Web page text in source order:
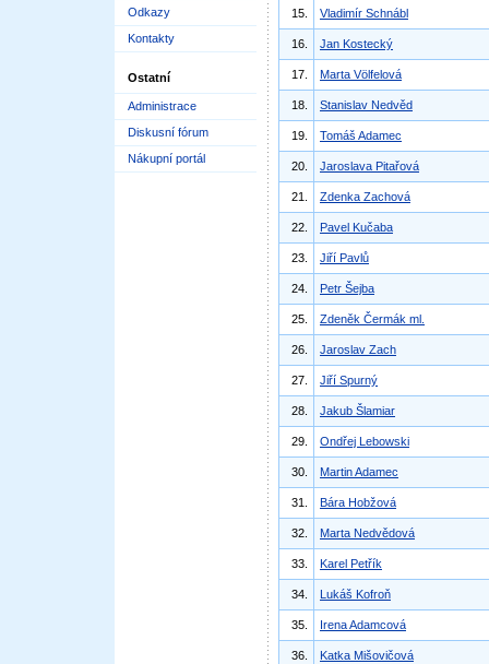
Odkazy
Kontakty
Ostatní
Administrace
Diskusní fórum
Nákupní portál
15. Vladimír Schnábl
16. Jan Kostecký
17. Marta Völfelová
18. Stanislav Nedvěd
19. Tomáš Adamec
20. Jaroslava Pitařová
21. Zdenka Zachová
22. Pavel Kučaba
23. Jiří Pavlů
24. Petr Šejba
25. Zdeněk Čermák ml.
26. Jaroslav Zach
27. Jiří Spurný
28. Jakub Šlamiar
29. Ondřej Lebowski
30. Martin Adamec
31. Bára Hobžová
32. Marta Nedvědová
33. Karel Petřík
34. Lukáš Kofroň
35. Irena Adamcová
36. Katka Mišovičová